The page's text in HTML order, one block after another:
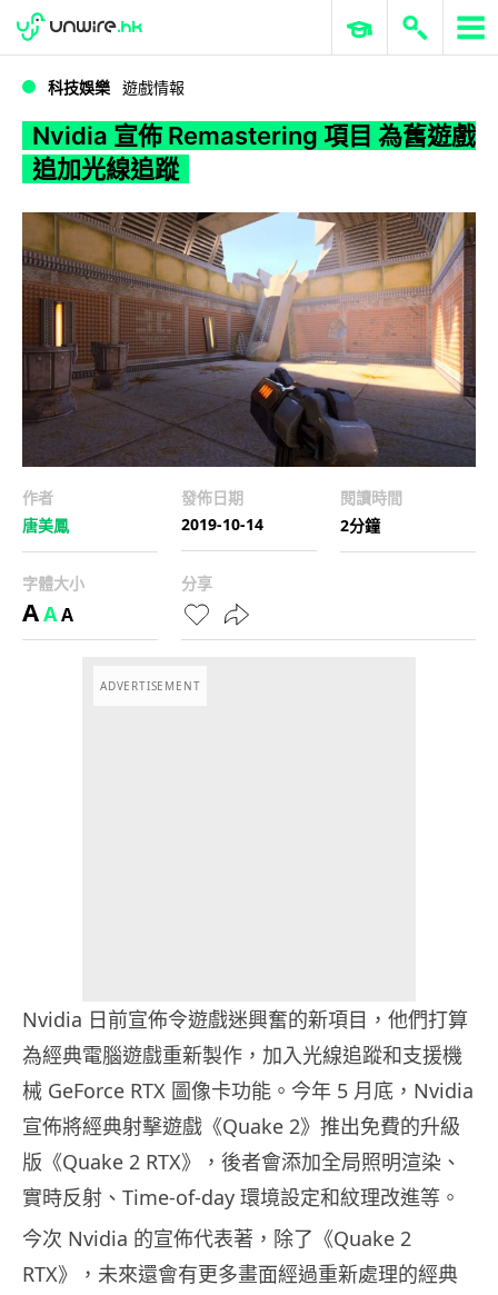
WWDC 2026 ERP 與商業 AI
科技娛樂 遊戲情報
Nvidia 宣佈 Remastering 項目 為舊遊戲
追加光線追蹤
作者
唐美鳳
發佈日期
2019-10-14
閱讀時間
2分鐘
字體大小
AAA
分享
ADVERTISEMENT
Nvidia 日前宣佈令遊戲迷興奮的新項目，他們打算
為經典電腦遊戲重新製作，加入光線追蹤和支援機
械 GeForce RTX 圖像卡功能。今年 5 月底，Nvidia
宣佈將經典射擊遊戲《Quake 2》推出免費的升級
版《Quake 2 RTX》，後者會添加全局照明渲染、
實時反射、Time-of-day 環境設定和紋理改進等。
今次 Nvidia 的宣佈代表著，除了《Quake 2
RTX》，未來還會有更多畫面經過重新處理的經典